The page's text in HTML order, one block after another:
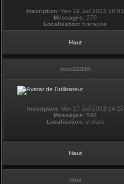
Inscription: Ven 19 Juil 2013 18:01
Messages: 279
Localisation: bretagne
Haut
nico22240
Inscription:Mer 17 Juil 2013 14:20
Messages: 598
Localisation:st malo
Haut
doul